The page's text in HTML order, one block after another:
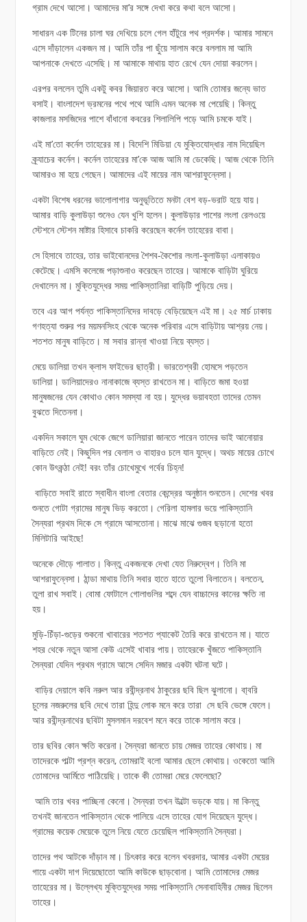
গ্রাম দেখে আসো। আমাদের মা’র সঙ্গে দেখা করে কথা বলে আসো।
সাধারন এক টিনের চালা ঘর দেখিয়ে চলে গেল হাঁটুরে পথ প্রদর্শক। আমার সামনে
এসে দাঁড়ালেন একজন মা। আমি তাঁর পা ছুঁয়ে সালাম করে বললাম মা আমি
আপনাকে দেখতে এসেছি। মা আমাকে মাথায় হাত রেখে যেন দোয়া করলেন।
এরপর বললেন তুমি একটু কবর জিয়ারত করে আসো। আমি তোমার জন্যে ভাত
বসাই। বাংলাদেশ ভ্রমনের পথে পথে আমি এমন অনেক মা পেয়েছি। কিন্তু
কাজলার মসজিদের পাশে বাঁধানো কবরের শিলালিপি পড়ে আমি চমকে যাই।
এই মা’তো কর্নেল তাহেরের মা। বিদেশি মিডিয়া যে মুক্তিযোদ্ধার নাম দিয়েছিল
ক্র্যাচের কর্নেল। কর্নেল তাহেরের মা’কে আজ আমি মা ডেকেছি। আজ থেকে তিনি
আমারও মা হয়ে গেছেন। আমাদের এই মায়ের নাম আশরাফুন্নেসা।
একটা বিশেষ ধরনের ভালোলাগার অনুভূতিতে মনটা বেশ বড়-ভরাট হয়ে যায়।
আমার বাড়ি কুলাউড়া শুনেও যেন খুশি হলেন। কুলাউড়ার পাশের লংলা রেলওয়ে
স্টেশনে স্টেশন মাষ্টার হিসাবে চাকরি করেছেন কর্নেল তাহেরের বাবা।
সে হিসাবে তাহের, তার ভাইবোনদের শৈশব-কৈশোর লংলা-কুলাউড়া এলাকায়ও
কেটেছে। এমসি কলেজে পড়াশুনাও করেছেন তাহের। আমাকে বাড়িটা ঘুরিয়ে
দেখালেন মা। মুক্তিযুদ্ধের সময় পাকিস্তানিরা বাড়িটি পুড়িয়ে দেয়।
তবে এর আগ পর্যন্ত পাকিস্তানিদের দাবড়ে বেড়িয়েছেন এই মা। ২৫ মার্চ ঢাকায়
গণহত্যা শুরুর পর ময়মনসিংহ থেকে অনেক পরিবার এসে বাড়িটায় আশ্রয় নেয়।
শতশত মানুষ বাড়িতে। মা সবার রান্না খাওয়া নিয়ে ব্যস্ত।
মেয়ে ডালিয়া তখন ক্লাস ফাইভের ছাত্রী। ভারতেশ্বরী হোমসে পড়তেন
ডালিয়া। ডালিয়াদেরও নানাকাজে ব্যস্ত রাখতেন মা। বাড়িতে জমা হওয়া
মানুষজনের যেন কোথাও কোন সমস্যা না হয়। যুদ্ধের ভয়াবহতা তাদের তেমন
বুঝতে দিতেননা।
একদিন সকালে ঘুম থেকে জেগে ডালিয়ারা জানতে পারেন তাদের ভাই আনোয়ার
বাড়িতে নেই। কিছুদিন পর বেলাল ও বাহারও চলে যান যুদ্ধে। অথচ মায়ের চোখে
কোন উৎকন্ঠা নেই! বরং তাঁর চোখেমুখে গর্বের চিহ্ন!
বাড়িতে সবাই রাতে স্বাধীন বাংলা বেতার কেন্দ্রের অনুষ্ঠান শুনতেন। দেশের খবর
শুনতে গোটা গ্রামের মানুষ ভিড় করতো। গেরিলা হামলার ভয়ে পাকিস্তানি
সৈন্যরা প্রথম দিকে সে গ্রামে আসতোনা। মাঝে মাঝে গুজব ছড়ানো হতো
মিলিটারি আইছে!
অনেকে দৌড়ে পালাত। কিন্তু একজনকে দেখা যেত নিরুদ্বেগ। তিনি মা
আশরাফুন্নেসা। ঠান্ডা মাথায় তিনি সবার হাতে হাতে তুলো বিলাতেন। বলতেন,
তুলা রাখ সবাই। বোমা ফোটালে গোলাগুলির শব্দে যেন বাচ্চাদের কানের ক্ষতি না
হয়।
মুড়ি-চিঁড়া-গুড়ের শুকনো খাবারের শতশত প্যাকেট তৈরি করে রাখতেন মা। যাতে
শহর থেকে নতুন আসা কেউ এসেই খাবার পায়। তাহেরকে খুঁজতে পাকিস্তানি
সৈন্যরা যেদিন প্রথম গ্রামে আসে সেদিন মজার একটা ঘটনা ঘটে।
বাড়ির দেয়ালে কবি নরুল আর রবীন্দ্রনাথ ঠাকুরের ছবি ছিল ঝুলানো। বা্বরি
চুলের নজরুলের ছবি দেখে তারা হিন্দু লোক মনে করে তারা সে ছবি ভেঙ্গে ফেলে।
আর রবীন্দ্রনাথের ছবিটা মুসলমান দরবেশ মনে করে তাকে সালাম করে।
তার ছবির কোন ক্ষতি করেনা। সৈন্যরা জানতে চায় মেজর তাহের কোথায়। মা
তাদেরকে পাল্টা প্রশ্ন করেন, তোমরাই বলো আমার ছেলে কোথায়। ওকেতো আমি
তোমাদের আর্মিতে পাঠিয়েছি। তাকে কী তোমরা মেরে ফেলেছো?
আমি তার খবর পাচ্ছিনা কেনো। সৈন্যরা তখন উল্টো ভড়কে যায়। মা কিন্তু
তখনই জানতেন পাকিস্তান থেকে পালিয়ে এসে তাহের যোগ দিয়েছেন যুদ্ধে।
গ্রামের কয়েক মেয়েকে তুলে নিয়ে যেতে চেয়েছিল পাকিস্তানি সৈন্যরা।
তাদের পথ আটকে দাঁড়ান মা। চিৎকার করে বলেন খবরদার, আমার একটা মেয়ের
গায়ে একটা দাগ দিয়েছোতো আমি কাউকে ছাড়বোনা। আমি তোমাদের মেজর
তাহেরের মা। উল্লেখ্য মুক্তিযুদ্ধের সময় পাকিস্তানি সেনাবাহিনীর মেজর ছিলেন
তাহের।